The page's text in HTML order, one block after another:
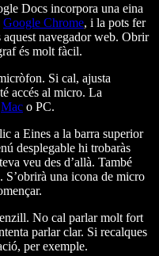
Docs incorpora una eina
Google Chrome, i la pots fer
navegador web. Obrir
és molt fàcil.
Si cal, ajusta
accés al micro. La
Mac o PC.
a Eines a la barra superior
desplegable hi trobaràs
veu des d’allà. També
una icona de micro
No cal parlar molt fort
parlar clar. Si recalques
per exemple.